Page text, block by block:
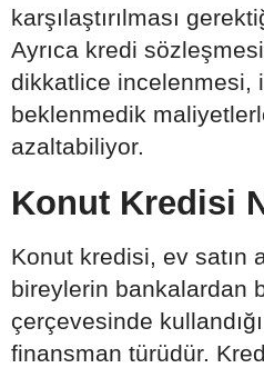
karşılaştırılması
Ayrıca kredi
dikkatlice incelenmesi,
beklenmedik
azaltabiliyor.
Konut Kredisi
Konut kredisi, ev satın
bireylerin bankalardan
çerçevesinde
finansman türüdür.